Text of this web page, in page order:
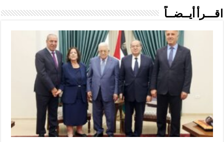
اقـــرأ أيــضــاً